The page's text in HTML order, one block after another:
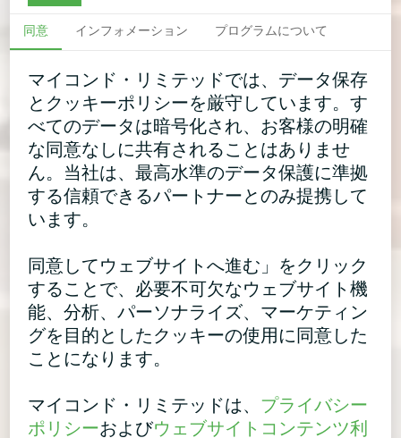
同意 インフォメーション プログラムについて
マイコンド・リミテッドでは、データ保存
とクッキーポリシーを厳守しています。す
べてのデータは暗号化され、お客様の明確
な同意なしに共有されることはありませ
ん。当社は、最高水準のデータ保護に準拠
する信頼できるパートナーとのみ提携して
います。
同意してウェブサイトへ進む」をクリック
することで、必要不可欠なウェブサイト機
能、分析、パーソナライズ、マーケティン
グを目的としたクッキーの使用に同意した
ことになります。
マイコンド・リミテッドは、 プライバシー
ポリシーおよびウェブサイトコンテンツ利